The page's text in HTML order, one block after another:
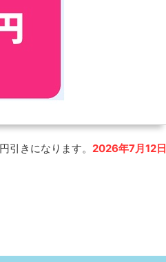
きになります。 2026年7月12日